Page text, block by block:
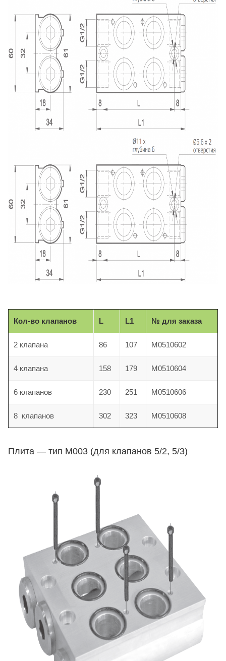
Кол-во клапанов L L1 № для заказа
2 клапана 86 107 M0510602
4 клапана 158 179 M0510604
6 клапанов 230 251 M0510606
8 клапанов 302 323 M0510608
Плита — тип M003 (для клапанов 5/2, 5/3)